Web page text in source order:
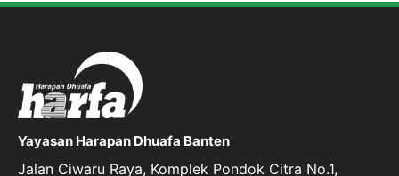
Yayasan Harapan Dhuafa Banten
Jalan Ciwaru Raya, Komplek Pondok Citra No.1,